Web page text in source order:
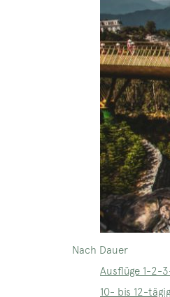
Nach Dauer
Ausflüge 1-2-
10- bis 12-